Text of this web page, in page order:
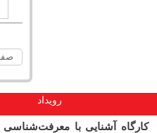
صفحه
رویداد
کارگاه آشنایی با معرفت‌شناسی